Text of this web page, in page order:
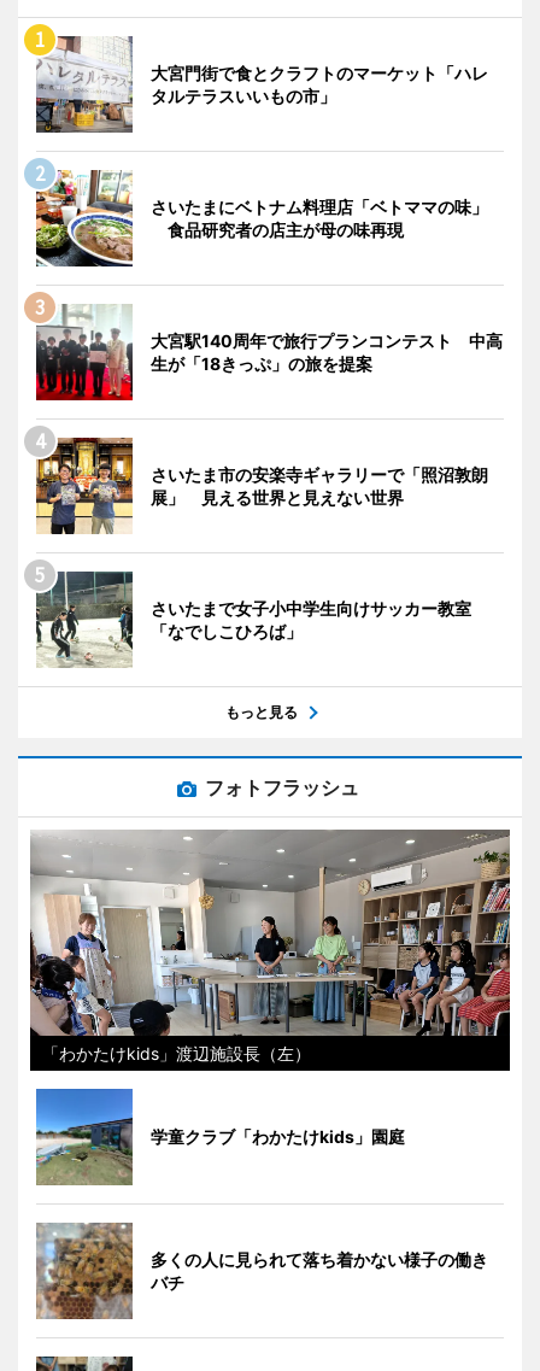
大宮門街で食とクラフトのマーケット「ハレ
タルテラスいいもの市」
さいたまにベトナム料理店「ベトママの味」
食品研究者の店主が母の味再現
大宮駅140周年で旅行プランコンテスト 中高
生が「18きっぷ」の旅を提案
さいたま市の安楽寺ギャラリーで「照沼敦朗
展」 見える世界と見えない世界
さいたまで女子小中学生向けサッカー教室
「なでしこひろば」
もっと見る
フォトフラッシュ
「わかたけkids」渡辺施設長（左）
学童クラブ「わかたけkids」園庭
多くの人に見られて落ち着かない様子の働き
バチ